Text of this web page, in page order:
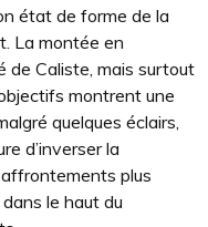
état de forme de la
La montée en
de Caliste, mais surtout
montrent une
quelques éclairs,
d’inverser la
plus
le haut du